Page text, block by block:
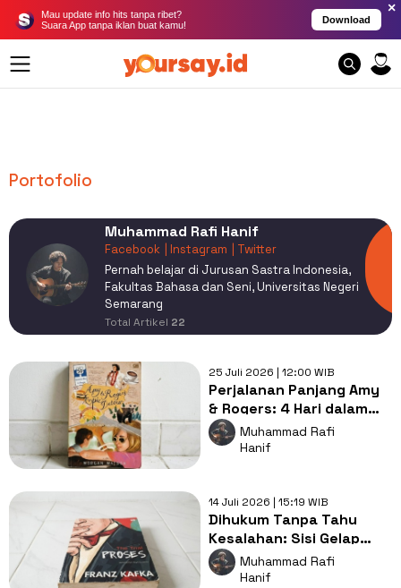
Mau update info hits tanpa ribet?
Suara App tanpa iklan buat kamu!
Download
×
Portofolio
Muhammad Rafi Hanif
Facebook | Instagram
| Twitter
Pernah belajar di Jurusan Sastra Indonesia,
Fakultas Bahasa dan Seni, Universitas Negeri
Semarang
Total Artikel 22
25 Juli 2026 | 12:00 WIB
Perjalanan Panjang Amy
& Rogers: 4 Hari dalam
Mobil yang Mengubah
Segalanya
Muhammad Rafi
Hanif
14 Juli 2026 | 15:19 WIB
Dihukum Tanpa Tahu
Kesalahan: Sisi Gelap
Birokrasi dalam
Mahakarya Franz Kafka
Muhammad Rafi
Hanif